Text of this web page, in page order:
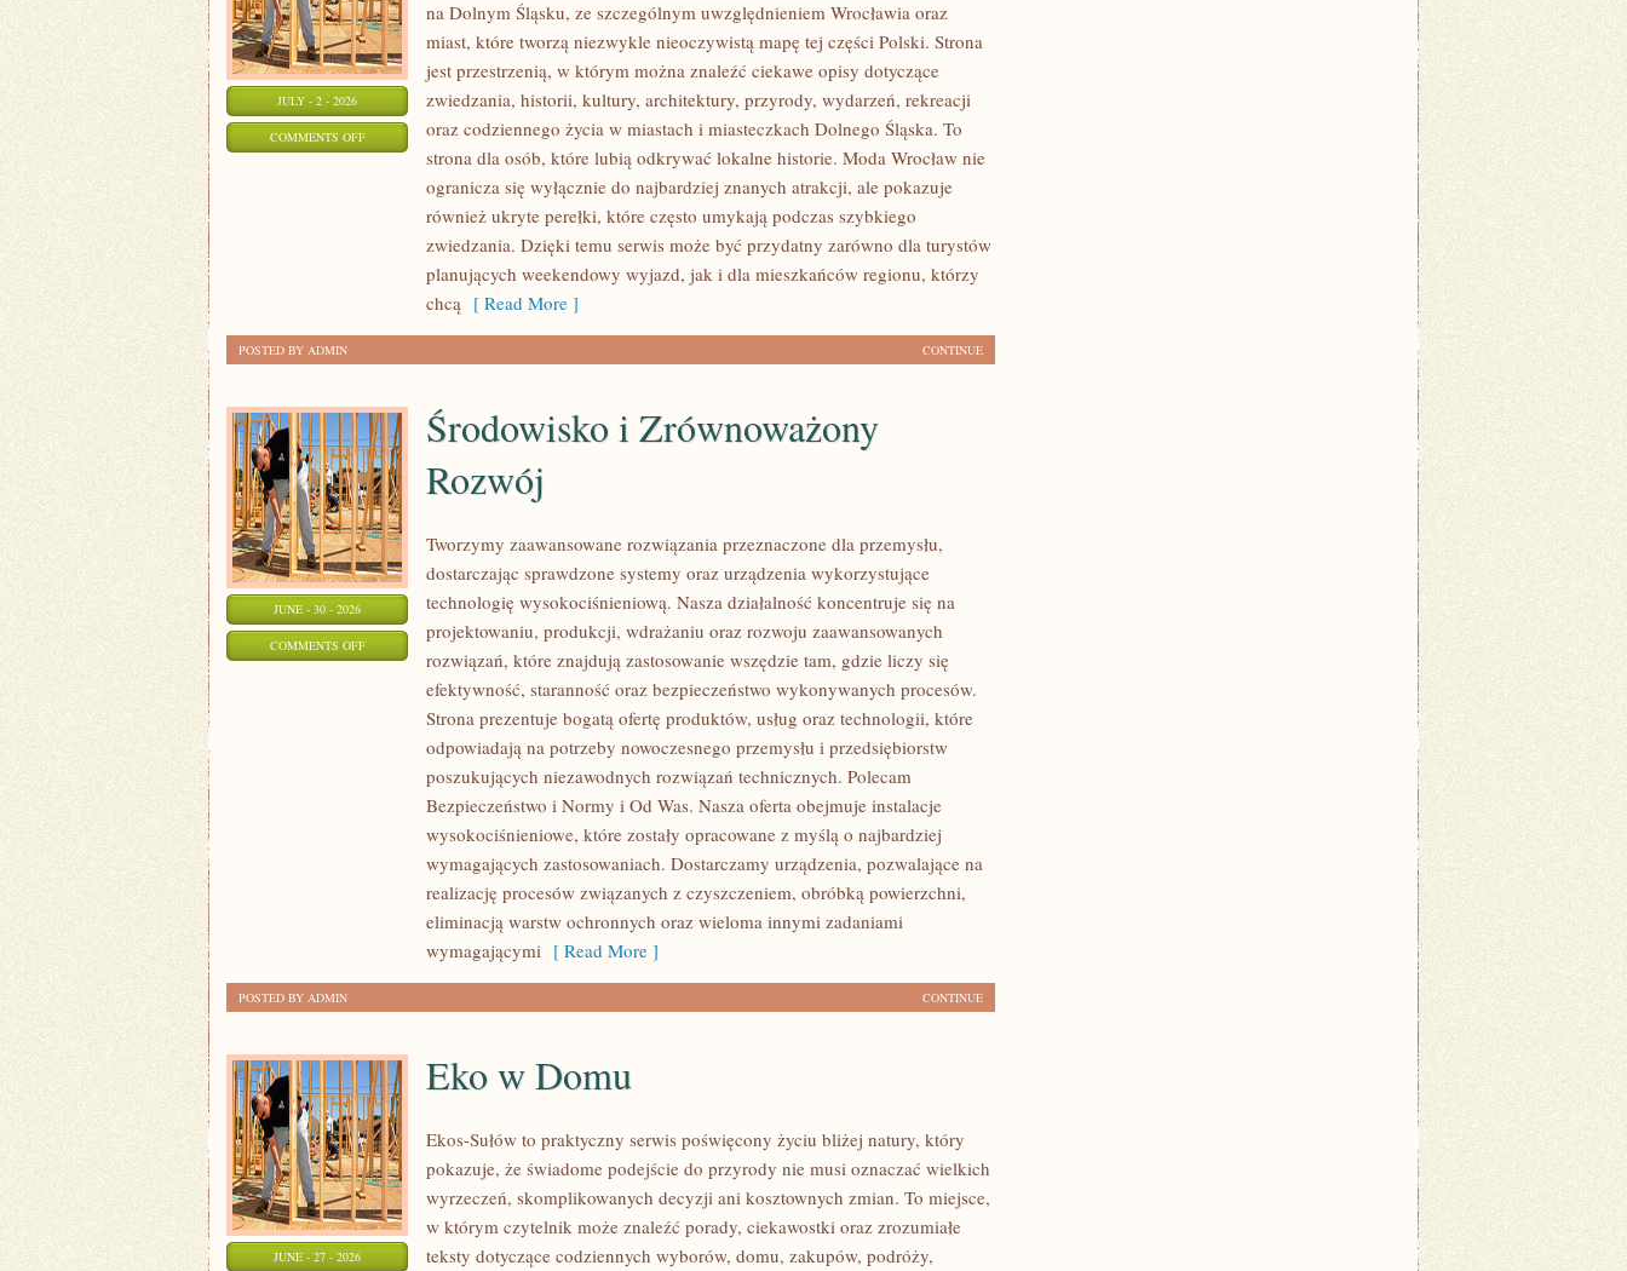
JULY - 2 - 2026
COMMENTS OFFON
ZGORZELEC
na Dolnym Śląsku, ze szczególnym uwzględnieniem Wrocławia oraz
miast, które tworzą niezwykle nieoczywistą mapę tej części Polski. Strona
jest przestrzenią, w którym można znaleźć ciekawe opisy dotyczące
zwiedzania, historii, kultury, architektury, przyrody, wydarzeń, rekreacji
oraz codziennego życia w miastach i miasteczkach Dolnego Śląska. To
strona dla osób, które lubią odkrywać lokalne historie. Moda Wrocław nie
ogranicza się wyłącznie do najbardziej znanych atrakcji, ale pokazuje
również ukryte perełki, które często umykają podczas szybkiego
zwiedzania. Dzięki temu serwis może być przydatny zarówno dla turystów
planujących weekendowy wyjazd, jak i dla mieszkańców regionu, którzy
chcą [ Read More ]
CONTINUE
POSTED BY ADMIN
JUNE - 30 - 2026
COMMENTS OFFON
Środowisko i Zrównoważony
Rozwój
Tworzymy zaawansowane rozwiązania przeznaczone dla przemysłu,
dostarczając sprawdzone systemy oraz urządzenia wykorzystujące
technologię wysokociśnieniową. Nasza działalność koncentruje się na
projektowaniu, produkcji, wdrażaniu oraz rozwoju zaawansowanych
rozwiązań, które znajdują zastosowanie wszędzie tam, gdzie liczy się
efektywność, staranność oraz bezpieczeństwo wykonywanych procesów.
Strona prezentuje bogatą ofertę produktów, usług oraz technologii, które
odpowiadają na potrzeby nowoczesnego przemysłu i przedsiębiorstw
poszukujących niezawodnych rozwiązań technicznych. Polecam
Bezpieczeństwo i Normy i Od Was. Nasza oferta obejmuje instalacje
wysokociśnieniowe, które zostały opracowane z myślą o najbardziej
wymagających zastosowaniach. Dostarczamy urządzenia, pozwalające na
realizację procesów związanych z czyszczeniem, obróbką powierzchni,
eliminacją warstw ochronnych oraz wieloma innymi zadaniami
wymagającymi [ Read More ]
CONTINUE
POSTED BY ADMIN
JUNE - 27 - 2026
Eko w Domu
Ekos-Sułów to praktyczny serwis poświęcony życiu bliżej natury, który
pokazuje, że świadome podejście do przyrody nie musi oznaczać wielkich
wyrzeczeń, skomplikowanych decyzji ani kosztownych zmian. To miejsce,
w którym czytelnik może znaleźć porady, ciekawostki oraz zrozumiałe
teksty dotyczące codziennych wyborów, domu, zakupów, podróży,